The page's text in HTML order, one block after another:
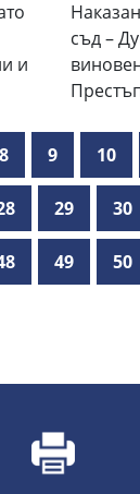
и
съд –
8 9 10
29 30
49 50